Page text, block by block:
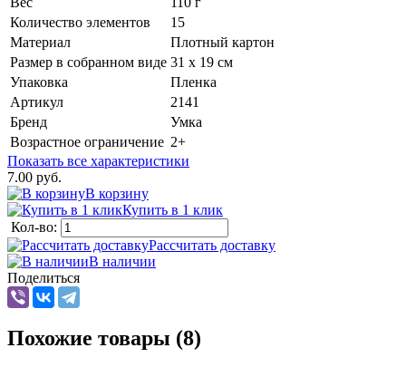
Количество элементов
15
Материал
Плотный картон
Размер в собранном виде 31 х 19 см
Упаковка
Пленка
Артикул
2141
Бренд
Умка
Возрастное ограничение 2+
Показать все характеристики
7.00 руб.
В корзину
Купить в 1 клик
Кол-во:
Рассчитать доставку
В наличии
Поделиться
Похожие товары (8)